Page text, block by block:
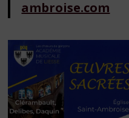
ambroise.com